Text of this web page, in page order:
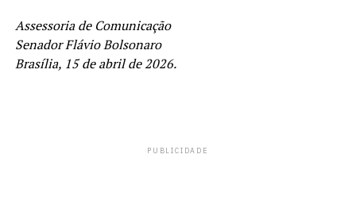
Assessoria de Comunicação
Senador Flávio Bolsonaro
Brasília, 15 de abril de 2026.
PUBLICIDADE